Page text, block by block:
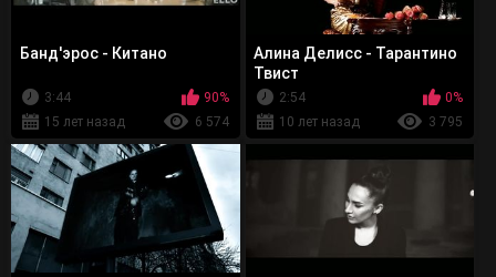
Банд'эрос - Китано
3:44
90%
15 лет назад
6 574
Алина Делисс - Тарантино
Твист
2:54
0%
10 лет назад
3 795